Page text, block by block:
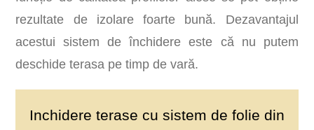
rezultate de izolare foarte bună. Dezavantajul
acestui sistem de închidere este că nu putem
deschide terasa pe timp de vară.
Inchidere terase cu sistem de folie din